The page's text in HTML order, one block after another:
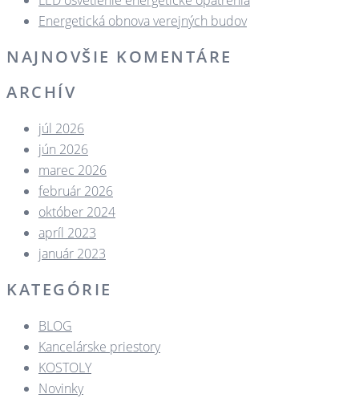
Energetická obnova verejných budov
NAJNOVŠIE KOMENTÁRE
ARCHÍV
júl 2026
jún 2026
marec 2026
február 2026
október 2024
apríl 2023
január 2023
KATEGÓRIE
BLOG
Kancelárske priestory
KOSTOLY​
Novinky